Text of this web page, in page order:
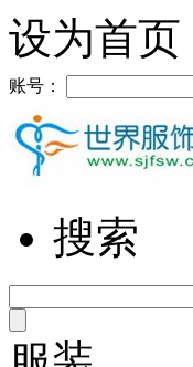
设为首页
账号：
搜索